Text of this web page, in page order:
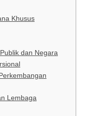
Khusus
dan Negara
Lembaga